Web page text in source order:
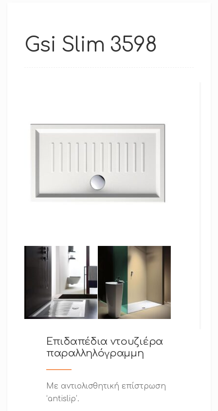
Gsi Slim 3598
Επιδαπέδια ντουζιέρα
παραλληλόγραμμη
Με αντιολισθητική επίστρωση
‘antislip’.